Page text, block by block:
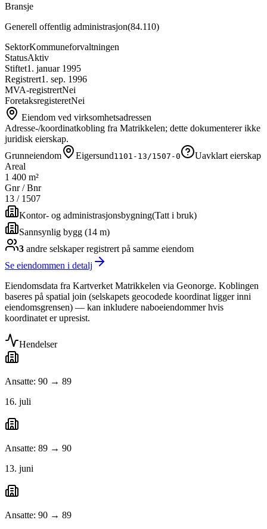
Bransje
Generell offentlig administrasjon(84.110)
SektorKommuneforvaltningen
StatusAktiv
Stiftet1. januar 1995
Registrert1. sep. 1996
MVA-registrertNei
ForetaksregisteretNei
Eiendom ved virksomhetsadressen
Adresse-/koordinatkobling fra Matrikkelen; dette dokumenterer ikke
juridisk eierskap.
Grunneiendom
Eigersund1101-13/1507-0
Uavklart eierskap
Areal
1 400 m²
Gnr / Bnr
13 / 1507
Kontor- og administrasjonsbygning(Tatt i bruk)
Sannsynlig bygg (14 m)
3 andre selskaperregistrert på samme eiendom
Se eiendommen i detalj
Eiendomsdata fra Kartverket Matrikkelen via Geonorge. Koblingen
baseres på spatial join (selskapets geocodede koordinat ligger inni
eiendomsgrensen) — kan inkludere naboeiendommer hvis
koordinatet er upresist.
Hendelser
Ansatte: 90 → 89
16. juli
Ansatte: 89 → 90
13. juni
Ansatte: 90 → 89